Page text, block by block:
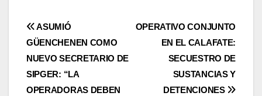
Navegación
de
entradas
OPERATIVO CONJUNTO
EN EL CALAFATE:
SECUESTRO DE
SUSTANCIAS Y
DETENCIONES
ASUMIÓ
GÜENCHENEN COMO
NUEVO SECRETARIO DE
SIPGER: “LA
OPERADORAS DEBEN